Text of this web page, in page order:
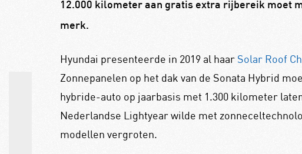
12.000 kilometer aan gratis extra rijbereik moet
merk.
Hyundai presenteerde in 2019 al haar Solar Roof
Zonnepanelen op het dak van de Sonata Hybrid
hybride-auto op jaarbasis met 1.300 kilometer
Nederlandse Lightyear wilde met
modellen vergroten.